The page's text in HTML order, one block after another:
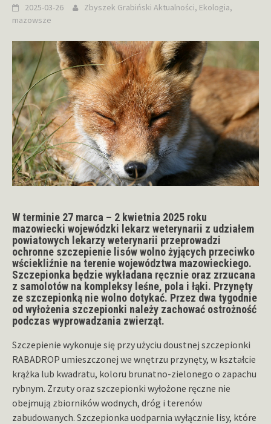
2025-03-26 Zbyszek Grabiński Aktualności, Ekologia,
mazowsze
W terminie 27 marca – 2 kwietnia 2025 roku
mazowiecki wojewódzki lekarz weterynarii z udziałem
powiatowych lekarzy weterynarii przeprowadzi
ochronne szczepienie lisów wolno żyjących przeciwko
wściekliźnie na terenie województwa mazowieckiego.
Szczepionka będzie wykładana ręcznie oraz zrzucana
z samolotów na kompleksy leśne, pola i łąki. Przynęty
ze szczepionką nie wolno dotykać. Przez dwa tygodnie
od wyłożenia szczepionki należy zachować ostrożność
podczas wyprowadzania zwierząt.
Szczepienie wykonuje się przy użyciu doustnej szczepionki
RABADROP umieszczonej we wnętrzu przynęty, w kształcie
krążka lub kwadratu, koloru brunatno-zielonego o zapachu
rybnym. Zrzuty oraz szczepionki wyłożone ręczne nie
obejmują zbiorników wodnych, dróg i terenów
zabudowanych. Szczepionka uodparnia wyłącznie lisy, które